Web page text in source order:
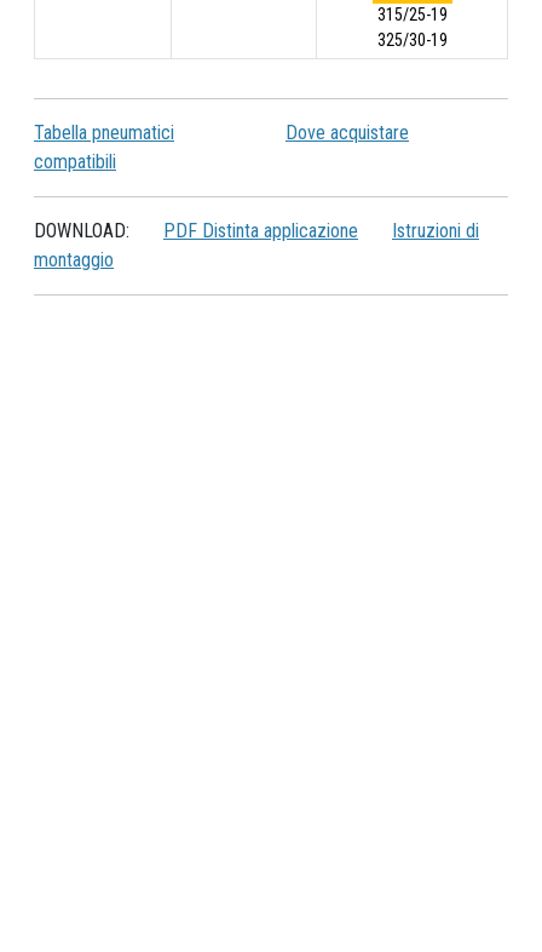
315/25-19
325/30-19
Tabella pneumatici
compatibili
Dove acquistare
DOWNLOAD: PDF Distinta applicazione
Istruzioni di
montaggio